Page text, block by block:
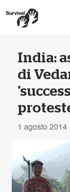
India:
di
1 agosto 2014